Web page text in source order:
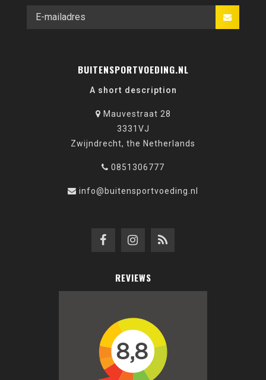
BUITENSPORTVOEDING.NL
A short description
Mauvestraat 28
3331VJ
Zwijndrecht, the Netherlands
0851306777
info@buitensportvoeding.nl
REVIEWS